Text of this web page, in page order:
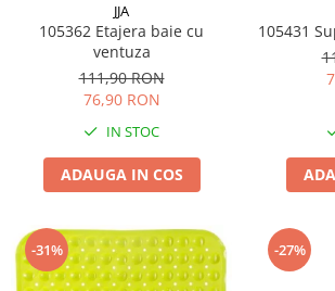
JJA
105362 Etajera baie cu
ventuza
111,90 RON
76,90 RON
IN STOC
ADAUGA IN COS
-31% -27%